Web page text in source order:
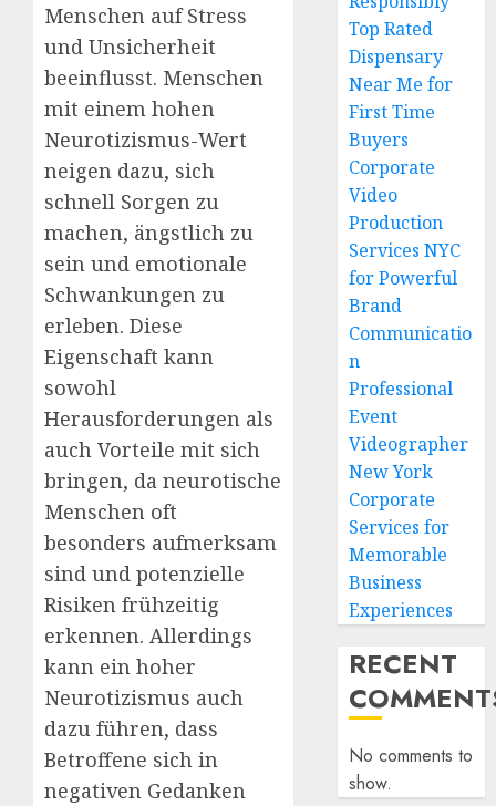
Menschen auf Stress
und Unsicherheit
beeinflusst. Menschen
mit einem hohen
Neurotizismus-Wert
neigen dazu, sich
schnell Sorgen zu
machen, ängstlich zu
sein und emotionale
Schwankungen zu
erleben. Diese
Eigenschaft kann
sowohl
Herausforderungen als
auch Vorteile mit sich
bringen, da neurotische
Menschen oft
besonders aufmerksam
sind und potenzielle
Risiken frühzeitig
erkennen. Allerdings
kann ein hoher
Neurotizismus auch
dazu führen, dass
Betroffene sich in
negativen Gedanken
Top Rated
Dispensary
Near Me for
First Time
Buyers
Corporate
Video
Production
Services NYC
for Powerful
Brand
Communicatio
n
Professional
Event
Videographer
New York
Corporate
Services for
Memorable
Business
Experiences
RECENT
No comments to
show.